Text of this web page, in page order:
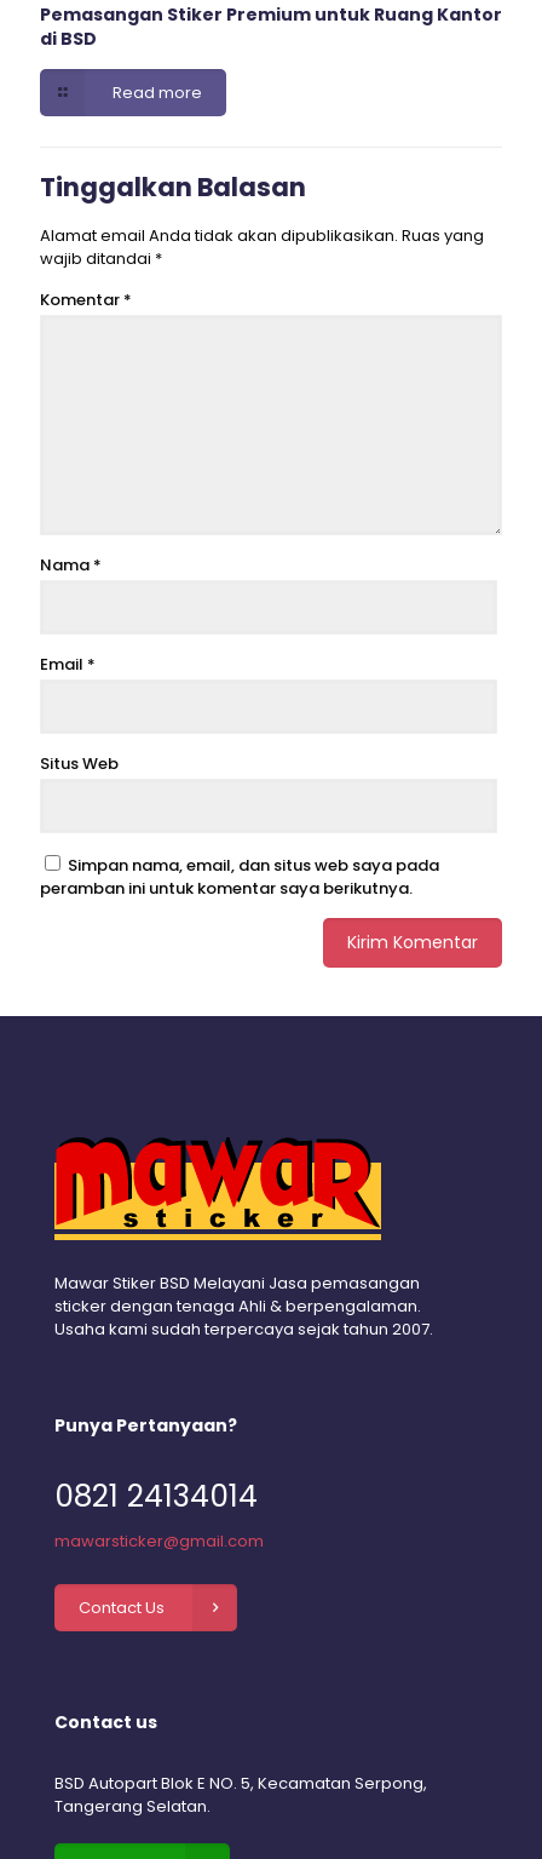
Pemasangan Stiker Premium untuk Ruang Kantor
di BSD
Read more
Tinggalkan Balasan
Alamat email Anda tidak akan dipublikasikan. Ruas yang
wajib ditandai *
Komentar *
Nama *
Email *
Situs Web
Simpan nama, email, dan situs web saya pada
peramban ini untuk komentar saya berikutnya.
Mawar Stiker BSD Melayani Jasa pemasangan
sticker dengan tenaga Ahli & berpengalaman.
Usaha kami sudah terpercaya sejak tahun 2007.
Punya Pertanyaan?
0821 24134014
mawarsticker@gmail.com
Contact Us
Contact us
BSD Autopart Blok E NO. 5, Kecamatan Serpong,
Tangerang Selatan.